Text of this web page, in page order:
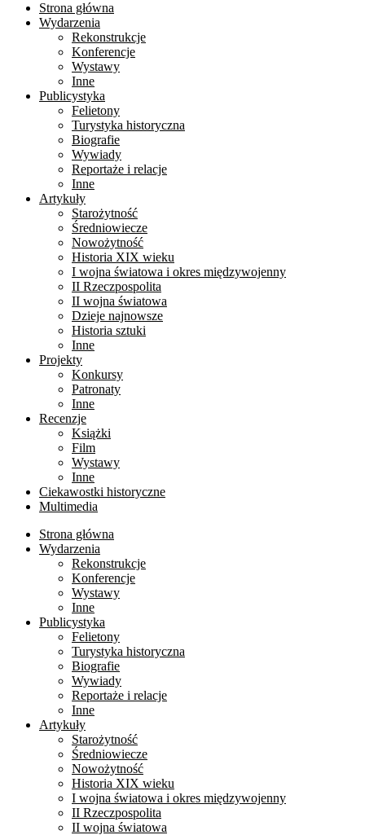
Strona główna
Wydarzenia
Rekonstrukcje
Konferencje
Wystawy
Inne
Publicystyka
Felietony
Turystyka historyczna
Biografie
Wywiady
Reportaże i relacje
Inne
Artykuły
Starożytność
Średniowiecze
Nowożytność
Historia XIX wieku
I wojna światowa i okres międzywojenny
II Rzeczpospolita
II wojna światowa
Dzieje najnowsze
Historia sztuki
Inne
Projekty
Konkursy
Patronaty
Inne
Recenzje
Książki
Film
Wystawy
Inne
Ciekawostki historyczne
Multimedia
Strona główna
Wydarzenia
Rekonstrukcje
Konferencje
Wystawy
Inne
Publicystyka
Felietony
Turystyka historyczna
Biografie
Wywiady
Reportaże i relacje
Inne
Artykuły
Starożytność
Średniowiecze
Nowożytność
Historia XIX wieku
I wojna światowa i okres międzywojenny
II Rzeczpospolita
II wojna światowa